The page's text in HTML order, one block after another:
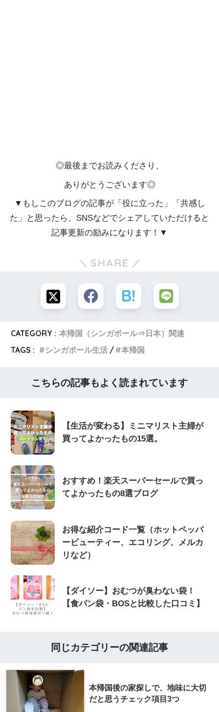
◎最後までお読みくださり、
ありがとうございます◎
▼もしこのブログの記事が「役に立った」「共感し
た」と思ったら、SNSなどでシェアしていただけると
記事更新の励みになります！▼
SHARE
CATEGORY : 本帰国（シンガポール⇒日本）関連
TAGS :
シンガポール生活 本帰国
こちらの記事もよく読まれています
【生活が変わる】ミニマリスト主婦が
買ってよかったもの15選。
おすすめ！楽天スーパーセールで買っ
てよかったもの8選ブログ
お得な紹介コード一覧（ホットペッパ
ービューティー、エコリング、メルカ
リなど）
【ダイソー】おむつが臭わない袋！
【食パン袋・BOSと比較した口コミ】
同じカテゴリーの関連記事
本帰国後の家探しで、地味に大切
だと思うチェック項目3つ